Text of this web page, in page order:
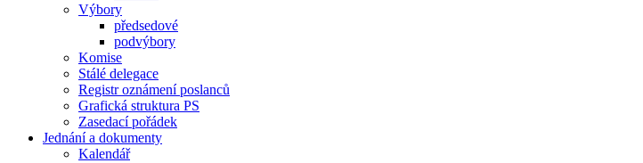
Výbory
předsedové
podvýbory
Komise
Stálé delegace
Registr oznámení poslanců
Grafická struktura PS
Zasedací pořádek
Jednání a dokumenty
Kalendář